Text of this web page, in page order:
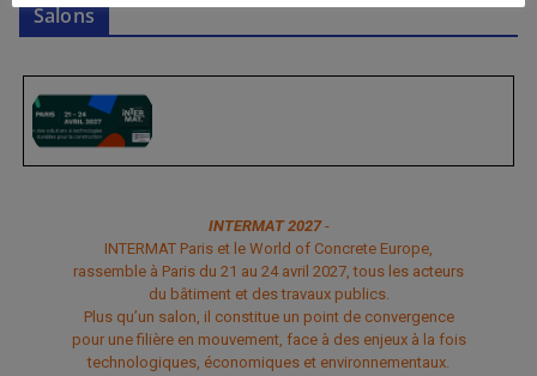
Salons
INTERMAT 2027-
INTERMAT Paris et le World of Concrete Europe,
rassemble à Paris du 21 au 24 avril 2027, tous les acteurs
du bâtiment et des travaux publics.
Plus qu’un salon, il constitue un point de convergence
pour une filière en mouvement, face à des enjeux à la fois
technologiques, économiques et environnementaux.